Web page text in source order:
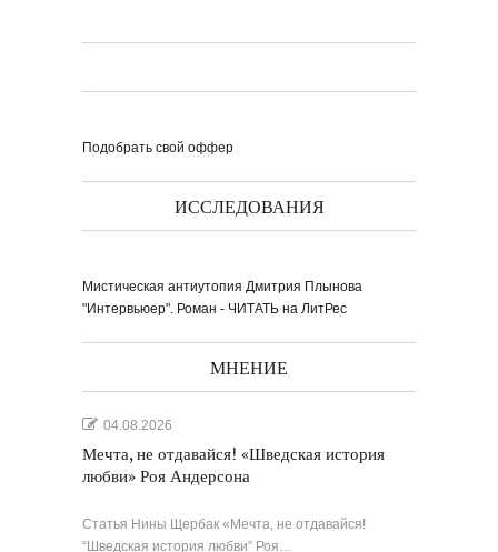
Подобрать свой оффер
ИССЛЕДОВАНИЯ
Мистическая антиутопия Дмитрия Плынова
"Интервьюер". Роман - ЧИТАТЬ на ЛитРес
МНЕНИЕ
04.08.2026
Мечта, не отдавайся! «Шведская история
любви» Роя Андерсона
Статья Нины Щербак «Мечта, не отдавайся!
“Шведская история любви” Роя…